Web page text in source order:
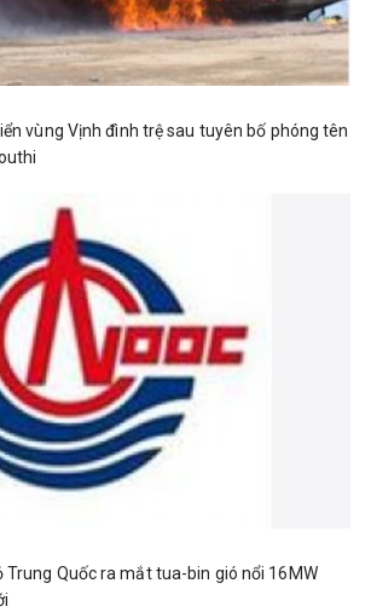
vùng Vịnh đình trệ sau tuyên bố phóng tên
Trung Quốc ra mắt tua-bin gió nổi 16MW